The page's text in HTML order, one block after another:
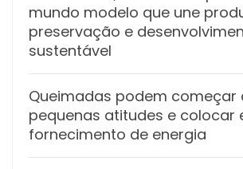
mundo modelo que une
preservação e
sustentável
Queimadas podem começar
pequenas atitudes e colocar
fornecimento de energia